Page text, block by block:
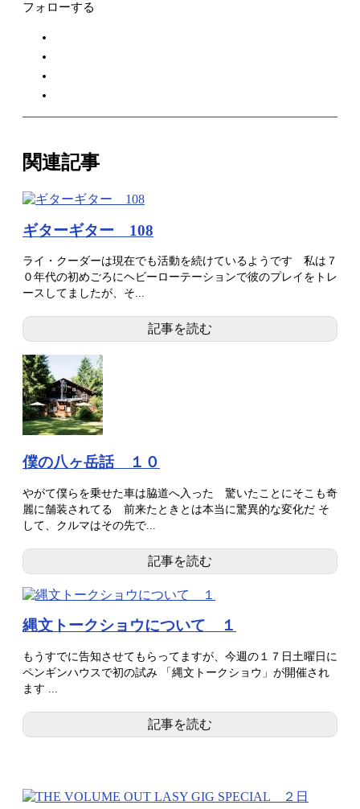
フォローする
関連記事
ギターギター 108
ライ・クーダーは現在でも活動を続けているようです 私は７
０年代の初めごろにヘビーローテーションで彼のプレイをトレ
ースしてましたが、そ...
記事を読む
僕の八ヶ岳話 １０
やがて僕らを乗せた車は脇道へ入った 驚いたことにそこも奇
麗に舗装されてる 前来たときとは本当に驚異的な変化だ そ
して、クルマはその先で...
記事を読む
縄文トークショウについて １
もうすでに告知させてもらってますが、今週の１７日土曜日に
ペンギンハウスで初の試み 「縄文トークショウ」が開催され
ます ...
記事を読む